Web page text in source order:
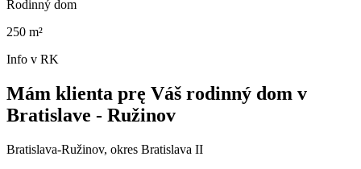
Rodinný dom
250 m²
Info v RK
Mám klienta prę Váš rodinný dom v
Bratislave - Ružinov
Bratislava-Ružinov, okres Bratislava II